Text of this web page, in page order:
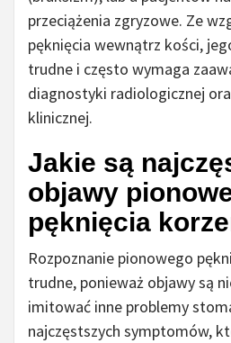
przeciążenia zgryzowe. Ze
pęknięcia wewnątrz kości,
trudne i często wymaga
diagnostyki radiologicznej
klinicznej.
Jakie są
objawy
pęknięcia
Rozpoznanie pionowego
trudne, ponieważ objawy są
imitować inne problemy
najczęstszych symptomów,